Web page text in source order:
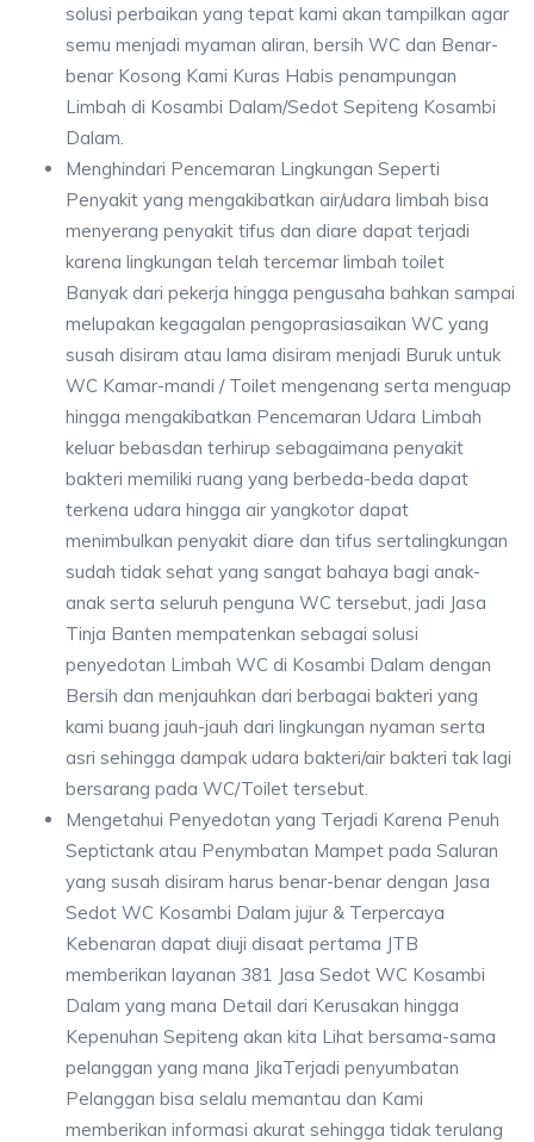
solusi perbaikan yang tepat kami akan tampilkan agar
semu menjadi myaman aliran, bersih WC dan Benar-
benar Kosong Kami Kuras Habis penampungan
Limbah di Kosambi Dalam/Sedot Sepiteng Kosambi
Dalam.
Menghindari Pencemaran Lingkungan Seperti
Penyakit yang mengakibatkan air/udara limbah bisa
menyerang penyakit tifus dan diare dapat terjadi
karena lingkungan telah tercemar limbah toilet
Banyak dari pekerja hingga pengusaha bahkan sampai
melupakan kegagalan pengoprasiasaikan WC yang
susah disiram atau lama disiram menjadi Buruk untuk
WC Kamar-mandi / Toilet mengenang serta menguap
hingga mengakibatkan Pencemaran Udara Limbah
keluar bebasdan terhirup sebagaimana penyakit
bakteri memiliki ruang yang berbeda-beda dapat
terkena udara hingga air yangkotor dapat
menimbulkan penyakit diare dan tifus sertalingkungan
sudah tidak sehat yang sangat bahaya bagi anak-
anak serta seluruh penguna WC tersebut, jadi Jasa
Tinja Banten mempatenkan sebagai solusi
penyedotan Limbah WC di Kosambi Dalam dengan
Bersih dan menjauhkan dari berbagai bakteri yang
kami buang jauh-jauh dari lingkungan nyaman serta
asri sehingga dampak udara bakteri/air bakteri tak lagi
bersarang pada WC/Toilet tersebut.
Mengetahui Penyedotan yang Terjadi Karena Penuh
Septictank atau Penymbatan Mampet pada Saluran
yang susah disiram harus benar-benar dengan Jasa
Sedot WC Kosambi Dalam jujur & Terpercaya
Kebenaran dapat diuji disaat pertama JTB
memberikan layanan 381 Jasa Sedot WC Kosambi
Dalam yang mana Detail dari Kerusakan hingga
Kepenuhan Sepiteng akan kita Lihat bersama-sama
pelanggan yang mana JikaTerjadi penyumbatan
Pelanggan bisa selalu memantau dan Kami
memberikan informasi akurat sehingga tidak terulang